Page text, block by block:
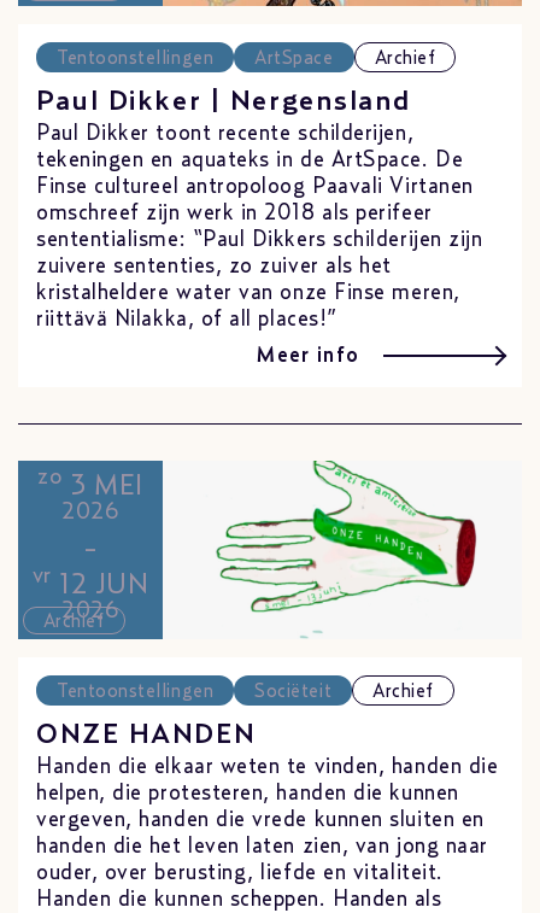
Tentoonstellingen ArtSpace Archief
Paul Dikker | Nergensland
Paul Dikker toont recente schilderijen,
tekeningen en aquateks in de ArtSpace. De
Finse cultureel antropoloog Paavali Virtanen
omschreef zijn werk in 2018 als perifeer
sententialisme: “Paul Dikkers schilderijen zijn
zuivere sententies, zo zuiver als het
kristalheldere water van onze Finse meren,
riittävä Nilakka, of all places!”
Meer info
zo 3 MEI
2026
-
vr 12 JUN
2026
Archief
Tentoonstellingen Sociëteit Archief
ONZE HANDEN
Handen die elkaar weten te vinden, handen die
helpen, die protesteren, handen die kunnen
vergeven, handen die vrede kunnen sluiten en
handen die het leven laten zien, van jong naar
ouder, over berusting, liefde en vitaliteit.
Handen die kunnen scheppen. Handen als